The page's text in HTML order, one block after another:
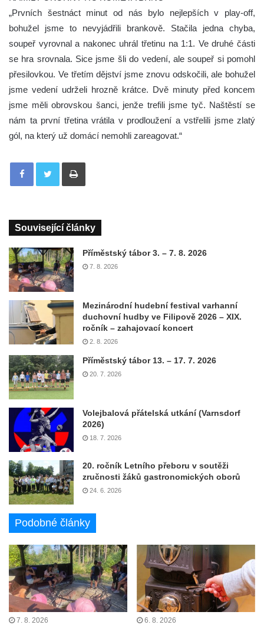
„Prvních šestnáct minut od nás bylo nejlepších v play-off,
bohužel jsme to nevyjádřili brankově. Stačila jedna chyba,
soupeř vyrovnal a nakonec uhrál třetinu na 1:1. Ve druhé části
se hra srovnala. Sice jsme šli do vedení, ale soupeř si pomohl
přesilovkou. Ve třetím dějství jsme znovu odskočili, ale bohužel
jsme vedení udrželi hrozně krátce. Dvě minuty před koncem
jsme měli obrovskou šanci, jenže trefili jsme tyč. Naštěstí se
nám ta první třetina vrátila v prodloužení a vstřelili jsme zlatý
gól, na který už domácí nemohli zareagovat.“
Tisknout
Související články
Příměstský tábor 3. – 7. 8. 2026
7. 8. 2026
Mezinárodní hudební festival varhanní
duchovní hudby ve Filipově 2026 – XIX.
ročník – zahajovací koncert
2. 8. 2026
Příměstský tábor 13. – 17. 7. 2026
20. 7. 2026
Volejbalová přátelská utkání (Varnsdorf
2026)
18. 7. 2026
20. ročník Letního přeboru v soutěži
zručnosti žáků gastronomických oborů
24. 6. 2026
Podobné články
7. 8. 2026 6. 8. 2026